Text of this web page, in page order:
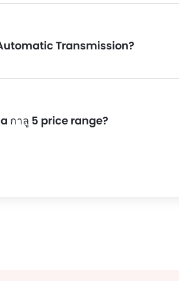
Transmission?
กาลู 5 price range?